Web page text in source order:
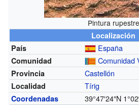
Pintura rupestre
Localización
País
España
Comunidad Comunidad
Provincia Castellón
Localidad Tírig
Coordenadas 39°47′24″N